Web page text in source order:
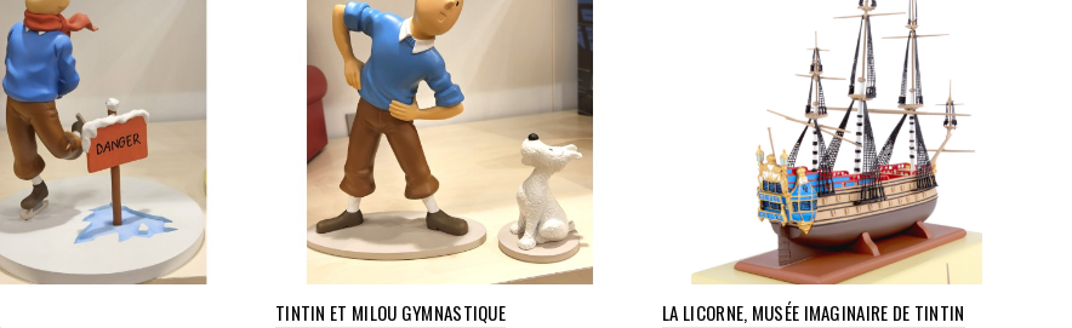
TINTIN ET MILOU GYMNASTIQUE LA LICORNE, MUSÉE IMAGINAIRE DE TINTIN